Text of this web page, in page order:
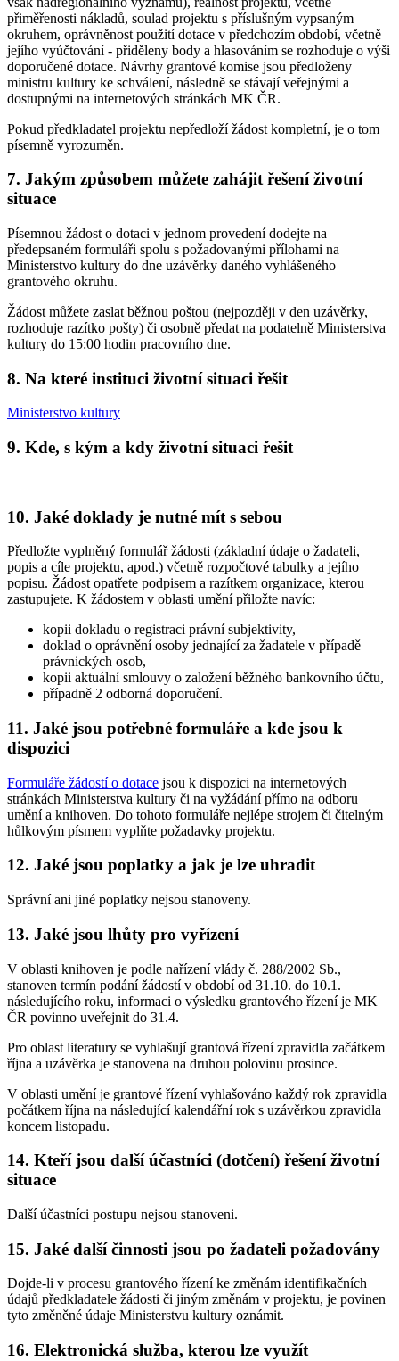
přiměřenosti nákladů, soulad projektu s příslušným vypsaným
okruhem, oprávněnost použití dotace v předchozím období, včetně
jejího vyúčtování - přiděleny body a hlasováním se rozhoduje o výši
doporučené dotace. Návrhy grantové komise jsou předloženy
ministru kultury ke schválení, následně se stávají veřejnými a
dostupnými na internetových stránkách MK ČR.
Pokud předkladatel projektu nepředloží žádost kompletní, je o tom
písemně vyrozuměn.
7. Jakým způsobem můžete zahájit řešení životní
situace
Písemnou žádost o dotaci v jednom provedení dodejte na
předepsaném formuláři spolu s požadovanými přílohami na
Ministerstvo kultury do dne uzávěrky daného vyhlášeného
grantového okruhu.
Žádost můžete zaslat běžnou poštou (nejpozději v den uzávěrky,
rozhoduje razítko pošty) či osobně předat na podatelně Ministerstva
kultury do 15:00 hodin pracovního dne.
8. Na které instituci životní situaci řešit
Ministerstvo kultury
9. Kde, s kým a kdy životní situaci řešit
10. Jaké doklady je nutné mít s sebou
Předložte vyplněný formulář žádosti (základní údaje o žadateli,
popis a cíle projektu, apod.) včetně rozpočtové tabulky a jejího
popisu. Žádost opatřete podpisem a razítkem organizace, kterou
zastupujete. K žádostem v oblasti umění přiložte navíc:
kopii dokladu o registraci právní subjektivity,
doklad o oprávnění osoby jednající za žadatele v případě
právnických osob,
kopii aktuální smlouvy o založení běžného bankovního účtu,
případně 2 odborná doporučení.
11. Jaké jsou potřebné formuláře a kde jsou k
dispozici
Formuláře žádostí o dotace jsou k dispozici na internetových
stránkách Ministerstva kultury či na vyžádání přímo na odboru
umění a knihoven. Do tohoto formuláře nejlépe strojem či čitelným
hůlkovým písmem vyplňte požadavky projektu.
12. Jaké jsou poplatky a jak je lze uhradit
Správní ani jiné poplatky nejsou stanoveny.
13. Jaké jsou lhůty pro vyřízení
V oblasti knihoven je podle nařízení vlády č. 288/2002 Sb.,
stanoven termín podání žádostí v období od 31.10. do 10.1.
následujícího roku, informaci o výsledku grantového řízení je MK
ČR povinno uveřejnit do 31.4.
Pro oblast literatury se vyhlašují grantová řízení zpravidla začátkem
října a uzávěrka je stanovena na druhou polovinu prosince.
V oblasti umění je grantové řízení vyhlašováno každý rok zpravidla
počátkem října na následující kalendářní rok s uzávěrkou zpravidla
koncem listopadu.
14. Kteří jsou další účastníci (dotčení) řešení životní
situace
Další účastníci postupu nejsou stanoveni.
15. Jaké další činnosti jsou po žadateli požadovány
Dojde-li v procesu grantového řízení ke změnám identifikačních
údajů předkladatele žádosti či jiným změnám v projektu, je povinen
tyto změněné údaje Ministerstvu kultury oznámit.
16. Elektronická služba, kterou lze využít